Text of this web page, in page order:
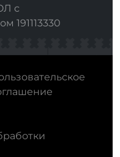
с
191113330